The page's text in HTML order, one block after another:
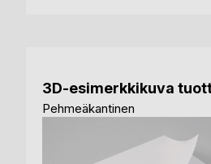
3D-esimerkkikuva
Pehmeäkantinen